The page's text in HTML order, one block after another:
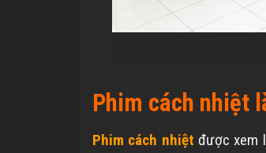
Phim cách nhiệt
Phim cách nhiệt được xem